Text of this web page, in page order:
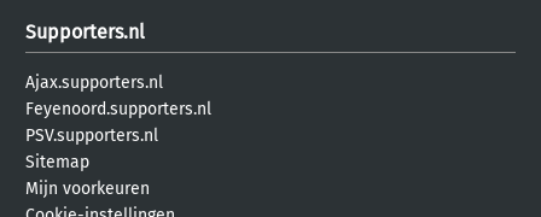
Supporters.nl
Ajax.supporters.nl
Feyenoord.supporters.nl
PSV.supporters.nl
Sitemap
Mijn voorkeuren